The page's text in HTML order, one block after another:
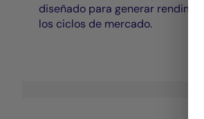
diseñado para generar
los ciclos de mercado.